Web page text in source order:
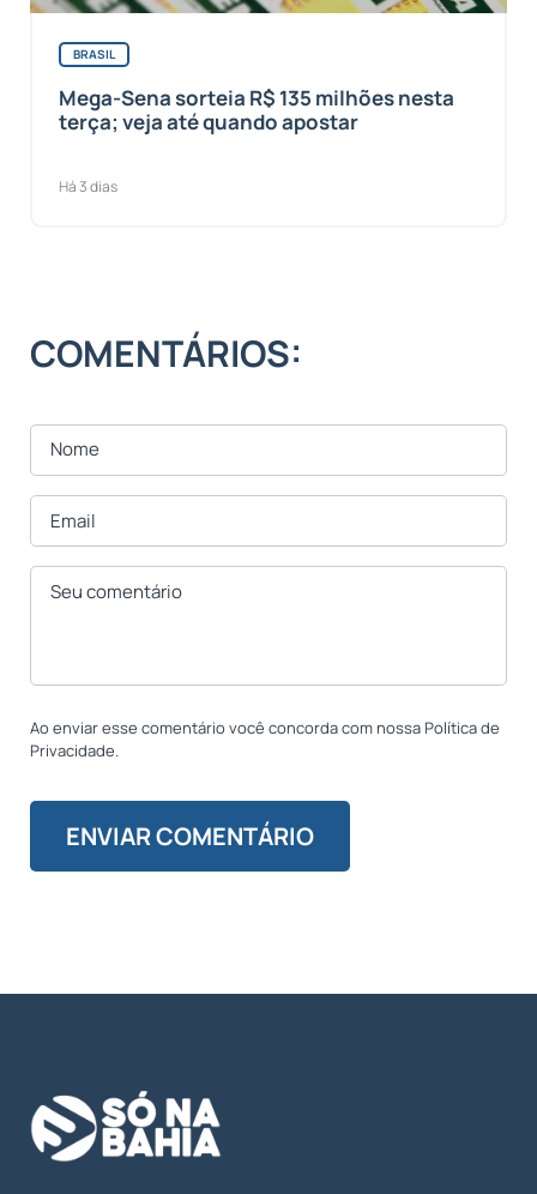
BRASIL
Mega-Sena sorteia R$ 135 milhões nesta
terça; veja até quando apostar
Há 3 dias
COMENTÁRIOS:
Ao enviar esse comentário você concorda com nossa Política de
Privacidade.